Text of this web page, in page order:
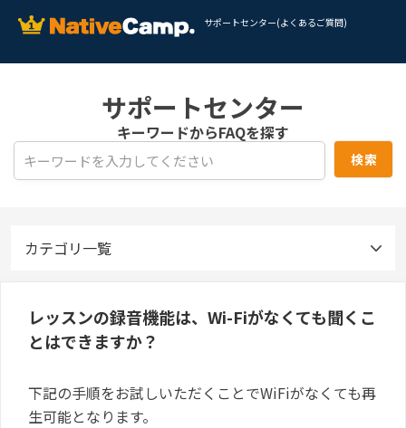
サポートセンター(よくあるご質問)
サポートセンター
キーワードからFAQを探す
レッスンの録音機能は、Wi-Fiがなくても聞くこ
とはできますか？
下記の手順をお試しいただくことでWiFiがなくても再
生可能となります。
カテゴリ一覧